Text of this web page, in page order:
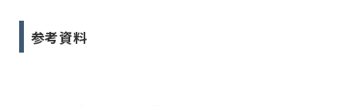
参考資料